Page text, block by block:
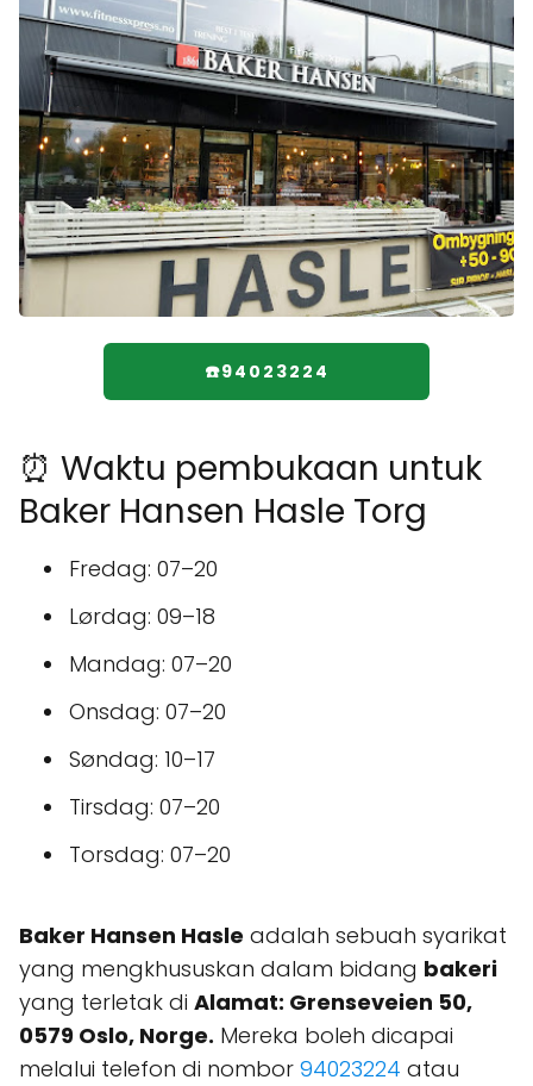
☎️94023224
⏰ Waktu pembukaan untuk
Baker Hansen Hasle Torg
Fredag: 07–20
Lørdag: 09–18
Mandag: 07–20
Onsdag: 07–20
Søndag: 10–17
Tirsdag: 07–20
Torsdag: 07–20
Baker Hansen Hasle adalah sebuah syarikat
yang mengkhususkan dalam bidang bakeri
yang terletak di Alamat: Grenseveien 50,
0579 Oslo, Norge. Mereka boleh dicapai
melalui telefon di nombor 94023224 atau